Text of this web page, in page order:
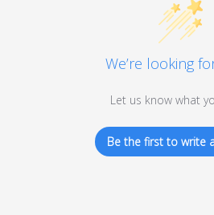
We’re looking
Let us know what
Be the first to write